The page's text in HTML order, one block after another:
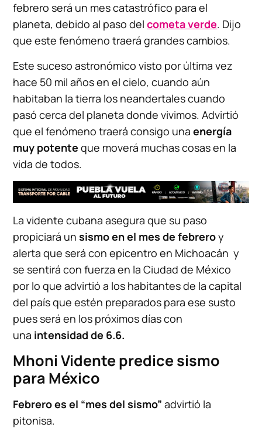
febrero será un mes catastrófico para el
planeta, debido al paso delcometa verde. Dijo
que este fenómeno traerá grandes cambios.
Este suceso astronómico visto por última vez
hace 50 mil años en el cielo, cuando aún
habitaban la tierra los neandertales cuando
pasó cerca del planeta donde vivimos. Advirtió
que el fenómeno traerá consigo unaenergía
muy potenteque moverá muchas cosas en la
vida de todos.
La vidente cubana asegura que su paso
propiciará un sismo en el mes de febreroy
alerta que será con epicentro en Michoacán y
se sentirá con fuerza en la Ciudad de México
por lo que advirtió a los habitantes de la capital
del país que estén preparados para ese susto
pues será en los próximos días con
una intensidad de 6.6.
Mhoni Vidente predice sismo
para México
Febrero es el “mes del sismo”advirtió la
pitonisa.